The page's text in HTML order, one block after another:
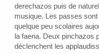
derechazos puis de
musique. Les passes
quelque peu scolaires
la faena. Deux pinchazos
déclenchent les